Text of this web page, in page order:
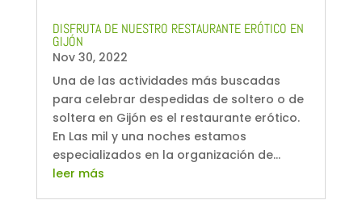
DISFRUTA DE NUESTRO RESTAURANTE ERÓTICO EN
GIJÓN
Nov 30, 2022
Una de las actividades más buscadas
para celebrar despedidas de soltero o de
soltera en Gijón es el restaurante erótico.
En Las mil y una noches estamos
especializados en la organización de...
leer más